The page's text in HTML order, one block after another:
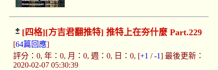
[四格][方吉君翻推特] 推特上在夯什麼 Part.229
[64篇回應]
評分：0, 年：0, 月：0, 週：0, 日：0, [+1 /-1] 最後更新：
2020-02-07 05:30:39